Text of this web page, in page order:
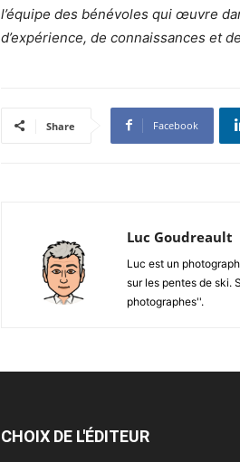
l’équipe des bénévoles qui œuvre
d’expérience, de connaissances et
Share Facebook
Luc Goudreault
Luc est un
sur les pentes de ski.
photographes''.
CHOIX DE L'ÉDITEUR